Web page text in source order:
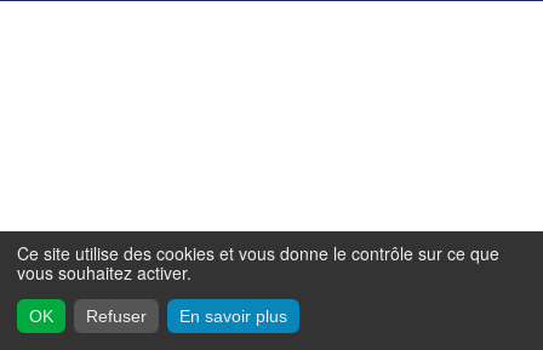
Ce site utilise des cookies et vous donne le contrôle sur ce que
vous souhaitez activer.
OK Refuser En savoir plus